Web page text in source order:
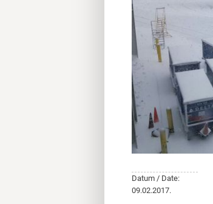
Datum / Date:
09.02.2017.